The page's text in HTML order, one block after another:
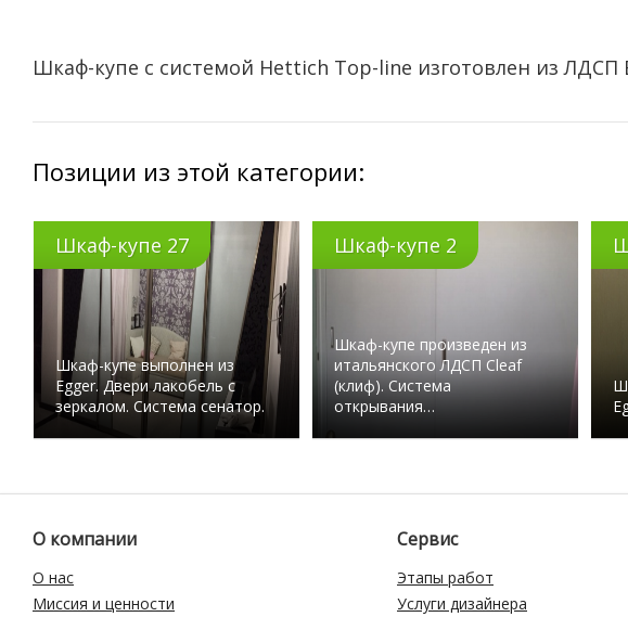
Шкаф-купе с системой Hettich Top-line изготовлен из
Позиции из этой категории:
Шкаф-купе 27
Шкаф-купе выполнен из
Egger. Двери лакобель с
зеркалом. Система сенатор.
Шкаф-купе 2
Шкаф-купе произведен из
итальянского ЛДСП Cleaf
(клиф). Система
открывания…
О компании
О нас
Миссия и ценности
Сервис
Этапы работ
Услуги дизайнера